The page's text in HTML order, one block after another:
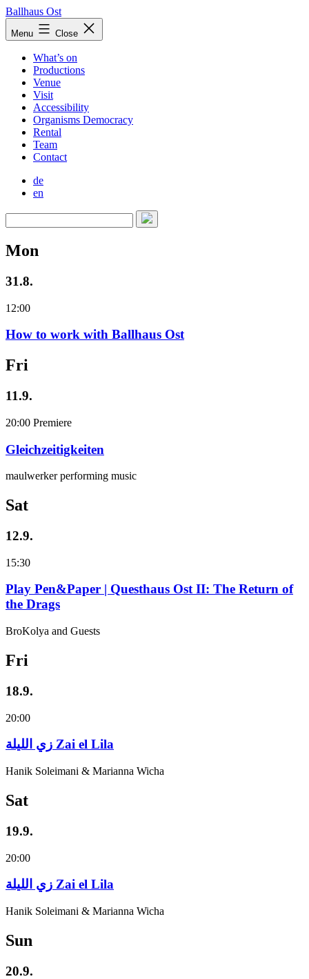
Skip
to
content
Ballhaus Ost
Ballhaus
Ost
Menu Close
What’s on
Productions
Venue
Visit
Accessibility
Organisms Democracy
Rental
Team
Contact
de
en
Mon
31.8.
12:00
How to work with Ballhaus Ost
Fri
11.9.
20:00 Premiere
Gleichzeitigkeiten
maulwerker performing music
Sat
12.9.
15:30
Play Pen&Paper | Questhaus Ost II: The Return of
the Drags
BroKolya and Guests
Fri
18.9.
20:00
زي‌ اللیلة Zai el Lila
Hanik Soleimani & Marianna Wicha
Sat
19.9.
20:00
زي‌ اللیلة Zai el Lila
Hanik Soleimani & Marianna Wicha
Sun
20.9.